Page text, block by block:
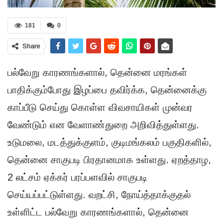
0
181
Share
பல்வேறு காரணங்களால், தென்னை மரங்கள்
பாதிக்கும்போது இழப்பை தவிர்க்க, தென்னைக்கு
காப்பீடு செய்து கொள்ள விவசாயிகள் முன்வர
வேண்டும் என வேளாண்துறை அறிவித்துள்ளது.
உடுமலை, மடத்துக்குளம், குடிமங்கலம் பகுதிகளில்,
தென்னை சாகுபடி பிரதானமாக உள்ளது. ஏறத்தாழ,
2 லட்சம் ஏக்கர் பரப்பளவில் சாகுபடி
செய்யப்பட்டுள்ளது. வறட்சி, நோய்த்தாக்குதல்
உள்ளிட்ட பல்வேறு காரணங்களால், தென்னை